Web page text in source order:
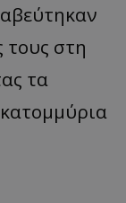
τους στη
τα